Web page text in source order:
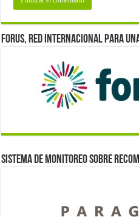
Forus, red internacional para
Sistema de monitoreo sobre